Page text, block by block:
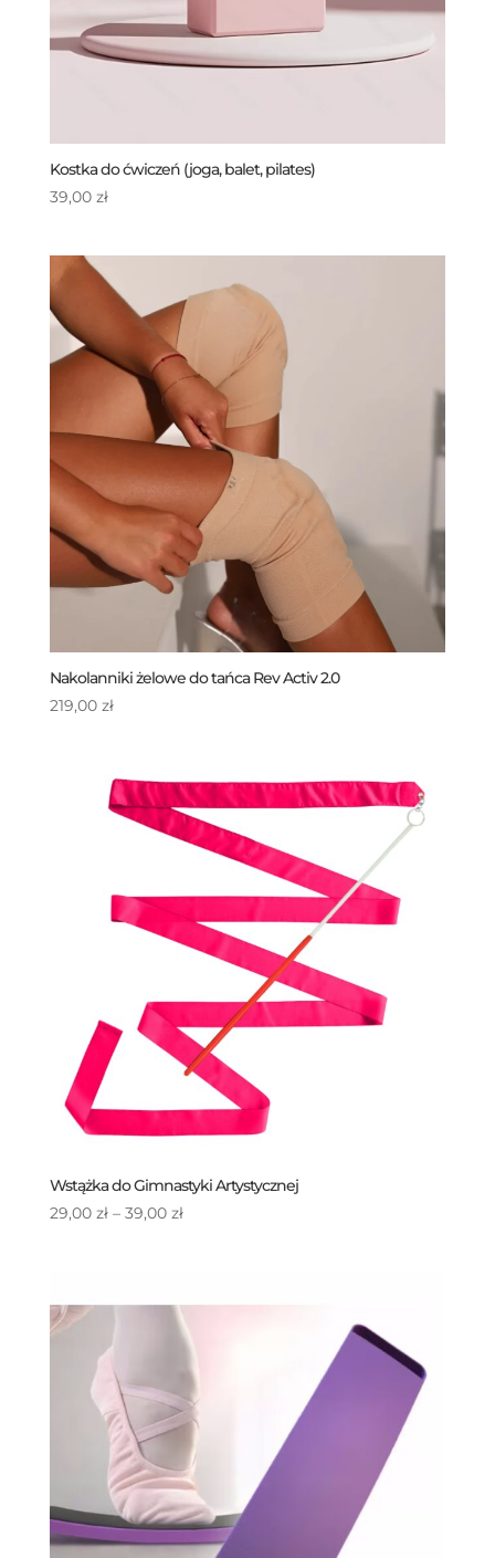
Kostka do ćwiczeń (joga, balet, pilates)
39,00 zł
Nakolanniki żelowe do tańca Rev Activ 2.0
219,00 zł
Wstążka do Gimnastyki Artystycznej
29,00 zł – 39,00 złZakres
do
39,00 zł